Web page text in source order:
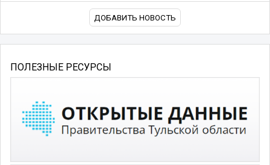
ДОБАВИТЬ НОВОСТЬ
ПОЛЕЗНЫЕ РЕСУРСЫ